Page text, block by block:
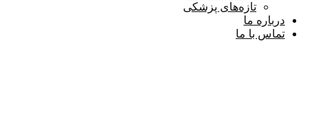
تازه‌های پزشکی
درباره ما
تماس با ما